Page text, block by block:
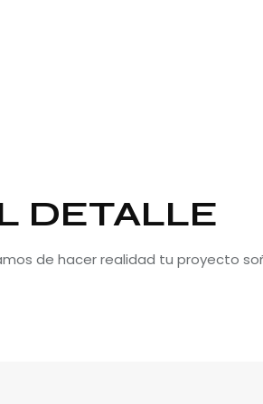
DETALLE
de hacer realidad tu proyecto